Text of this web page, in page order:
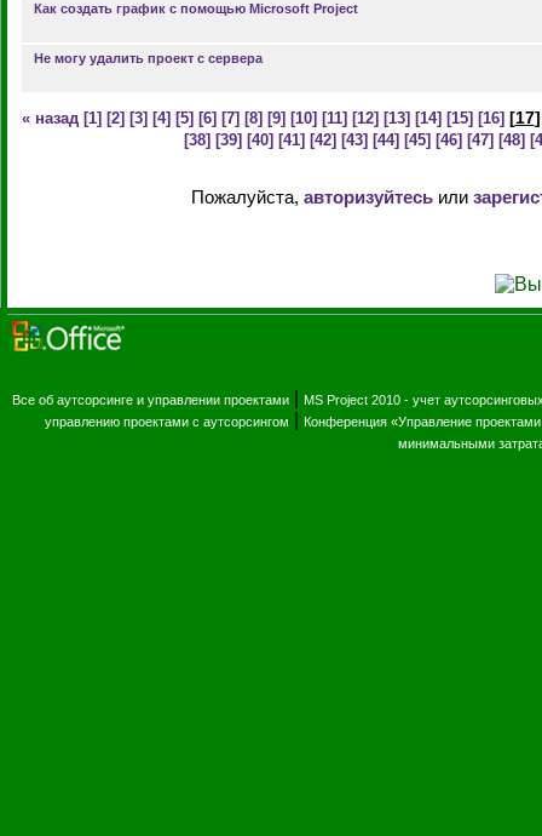
Как создать график с помощью Microsoft Project
Не могу удалить проект с сервера
« назад [1] [2] [3] [4] [5] [6] [7] [8] [9] [10] [11] [12] [13] [14] [15] [16] [17]
[38] [39] [40] [41] [42] [43] [44] [45] [46] [47] [48]
Пожалуйста, авторизуйтесьили
Все об аутсорсинге и управлении проектами
MS Project 2010 - учет
управлению проектами с аутсорсингом
Конференция «Управление
минимальными